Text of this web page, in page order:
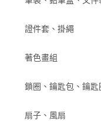
證件套、掛繩
著色畫組
鎖圈、鑰匙包、鑰匙
扇子、風扇